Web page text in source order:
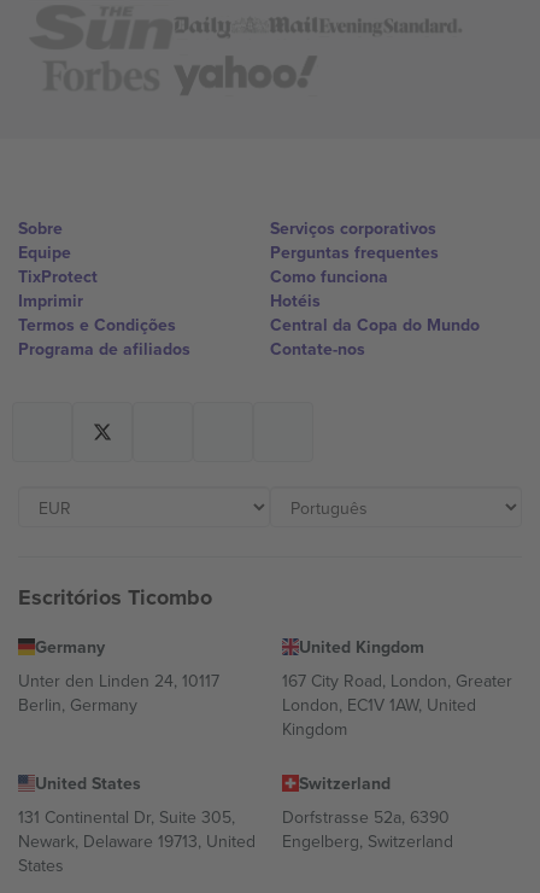
Sobre
Equipe
TixProtect
Imprimir
Termos e Condições
Programa de afiliados
Serviços corporativos
Perguntas frequentes
Como funciona
Hotéis
Central da Copa do Mundo
Contate-nos
Escritórios Ticombo
Germany
Unter den Linden 24, 10117
Berlin, Germany
United Kingdom
167 City Road, London, Greater
London, EC1V 1AW, United
Kingdom
United States
131 Continental Dr, Suite 305,
Newark, Delaware 19713, United
States
Switzerland
Dorfstrasse 52a, 6390
Engelberg, Switzerland